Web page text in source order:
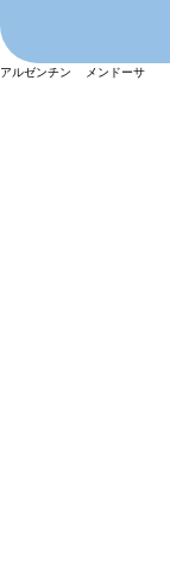
アルゼンチン メンドーサ